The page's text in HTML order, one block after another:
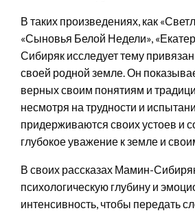
В таких произведениях, как
«Сыновья Белой Недели»,
Сибиряк исследует тему
своей родной земле. Он
верных своим понятиям и
несмотря на трудности и
придерживаются своих устоев и
глубокое уважение к земле и
В своих рассказах Мамин-
психологическую глубину и
интенсивность, чтобы передать